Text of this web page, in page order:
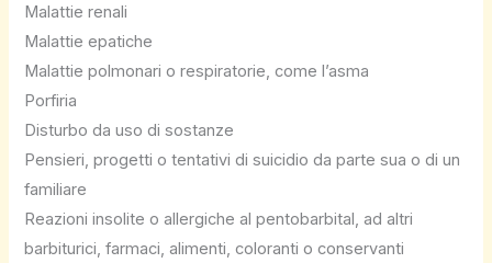
Malattie renali
Malattie epatiche
Malattie polmonari o respiratorie, come l’asma
Porfiria
Disturbo da uso di sostanze
Pensieri, progetti o tentativi di suicidio da parte sua o di un
familiare
Reazioni insolite o allergiche al pentobarbital, ad altri
barbiturici, farmaci, alimenti, coloranti o conservanti